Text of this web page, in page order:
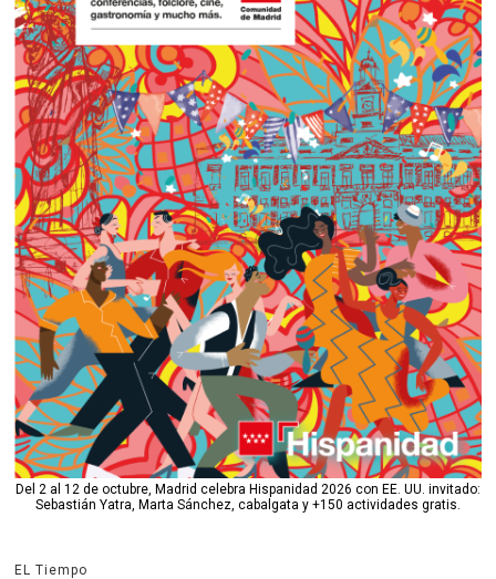
Del 2 al 12 de octubre, Madrid celebra Hispanidad 2026 con EE. UU. invitado:
Sebastián Yatra, Marta Sánchez, cabalgata y +150 actividades gratis.
EL Tiempo